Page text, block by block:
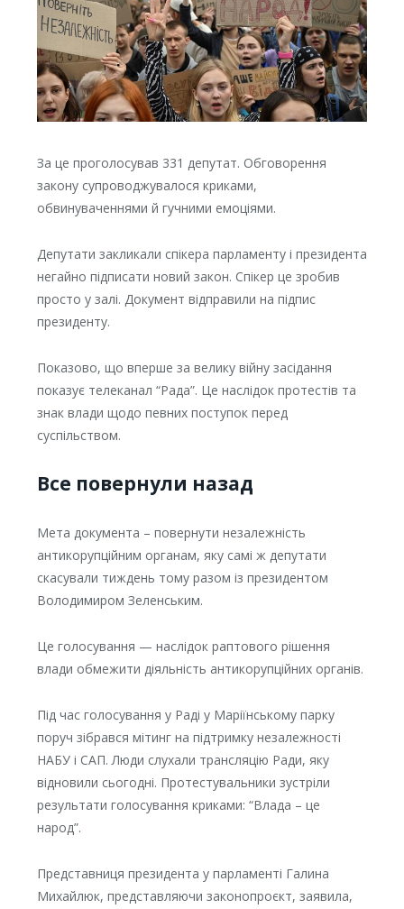
За це проголосував 331 депутат. Обговорення
закону супроводжувалося криками,
обвинуваченнями й гучними емоціями.
Депутати закликали спікера парламенту і президента
негайно підписати новий закон. Спікер це зробив
просто у залі. Документ відправили на підпис
президенту.
Показово, що вперше за велику війну засідання
показує телеканал “Рада”. Це наслідок протестів та
знак влади щодо певних поступок перед
суспільством.
Все повернули назад
Мета документа – повернути незалежність
антикорупційним органам, яку самі ж депутати
скасували тиждень тому разом із президентом
Володимиром Зеленським.
Це голосування — наслідок раптового рішення
влади обмежити діяльність антикорупційних органів.
Під час голосування у Раді у Маріїнському парку
поруч зібрався мітинг на підтримку незалежності
НАБУ і САП. Люди слухали трансляцію Ради, яку
відновили сьогодні. Протестувальники зустріли
результати голосування криками: “Влада – це
народ”.
Представниця президента у парламенті Галина
Михайлюк, представляючи законопроєкт, заявила,